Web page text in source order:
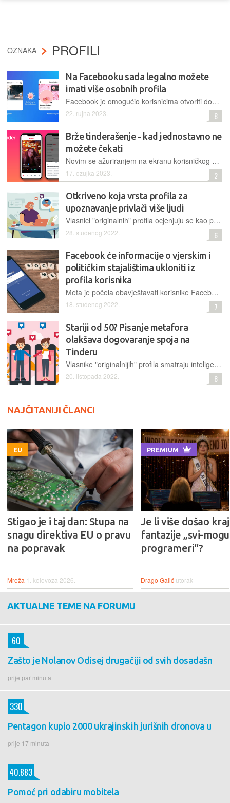
OZNAKA PROFILI
Na Facebooku sada legalno možete
imati više osobnih profila
Facebook je omogućio korisnicima otvoriti dodatne profile, kojima mogu odvojiti svoje poslovne i privatne kontakte, ili voditi dvostruki digitalni život. Naravno, sve uz poštivanje postojećih pravila
22. rujna 2023. 8
Brže tinderašenje - kad jednostavno ne
možete čekati
Novim se ažuriranjem na ekranu korisničkog profila prikazuju željena vrsta veze, rodni identitet i ciljevi veze. Sve to kako bi se dobilo još više informacija o životu potencijalnog partnera
17. ožujka 2023. 2
Otkriveno koja vrsta profila za
upoznavanje privlači više ljudi
Vlasnici "originalnih" profila ocjenjuju se kao pametniji, zabavniji i simpatičniji
28. studenog 2022. 6
Facebook će informacije o vjerskim i
političkim stajalištima ukloniti iz
profila korisnika
Meta je počela obavještavati korisnike Facebooka da uklanja nekoliko polja iz korisničkih profila kako bi pojednostavnila platformu i učinila je "lakšom za navigaciju"
18. studenog 2022. 7
Stariji od 50? Pisanje metafora
olakšava dogovaranje spoja na
Tinderu
Vlasnike "originalnijih" profila smatraju inteligentnijima, privlačnijima, s boljim smislom za humor i zbog toga će lakše pronaći partnera za izlazak
20. listopada 2022. 8
NAJČITANIJI ČLANCI
EU
Stigao je i taj dan: Stupa na
snagu direktiva EU o pravu
na popravak
Mreža 1. kolovoza 2026.
PREMIUM
Je li više došao kraj
fantazije „svi-
programeri“?
Drago Galić utorak
AKTUALNE TEME NA FORUMU
Zašto je Nolanov Odisej drugačiji od svih dosadašn
prije par minuta
60
Pentagon kupio 2000 ukrajinskih jurišnih dronova u
prije 17 minuta
330
Pomoć pri odabiru mobitela
40.883